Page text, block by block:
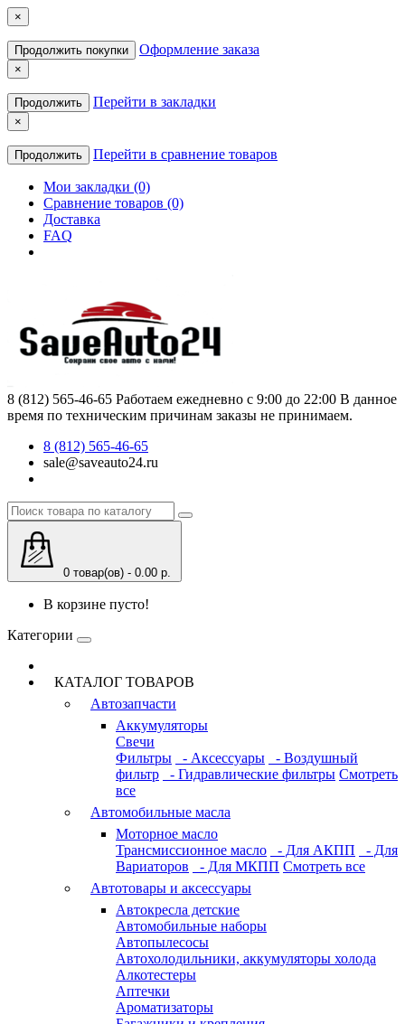
×
Продолжить покупки Оформление заказа
×
Продолжить Перейти в закладки
×
Продолжить Перейти в сравнение товаров
Мои закладки (0)
Сравнение товаров (0)
Доставка
FAQ
8 (812) 565-46-65 Работаем ежедневно с 9:00 до 22:00 В данное
время по техническим причинам заказы не принимаем.
8 (812) 565-46-65
sale@saveauto24.ru
0 товар(ов) - 0.00 р.
В корзине пусто!
Категории
КАТАЛОГ ТОВАРОВ
Автозапчасти
Аккумуляторы
Свечи
Фильтры
- Аксессуары
- Воздушный
фильтр
- Гидравлические фильтры Смотреть
все
Автомобильные масла
Моторное масло
Трансмиссионное масло
- Для АКПП
- Для
Вариаторов
- Для МКПП Смотреть все
Автотовары и аксессуары
Автокресла детские
Автомобильные наборы
Автопылесосы
Автохолодильники, аккумуляторы холода
Алкотестеры
Аптечки
Ароматизаторы